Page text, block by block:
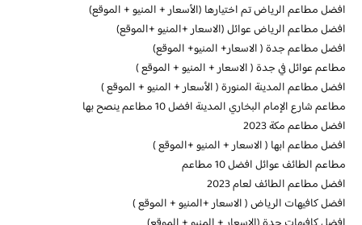
افضل مطاعم الرياض تم اختيارها (الأسعار + المنيو + الموقع)
افضل مطاعم الرياض عوائل (الاسعار +المنيو +الموقع)
افضل مطاعم جدة ( الاسعار+ المنيو+ الموقع)
مطاعم عوائل في جدة ( الاسعار + المنيو + الموقع )
افضل مطاعم المدينة المنورة ( الأسعار + المنيو + الموقع )
مطاعم شارع الإمام البخاري المدينة افضل 10 مطاعم ينصح بها
افضل مطاعم مكة 2023
افضل مطاعم ابها ( الاسعار + المنيو +الموقع )
مطاعم الطائف عوائل افضل 10 مطاعم
افضل مطاعم الطائف لعام 2023
افضل كافيهات الرياض ( الاسعار +المنيو + الموقع )